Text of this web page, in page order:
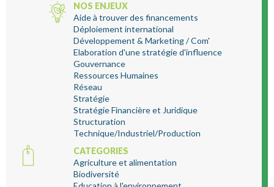
NOS ENJEUX
Aide à trouver des financements
Déploiement international
Développement & Marketing / Com'
Elaboration d'une stratégie d'influence
Gouvernance
Ressources Humaines
Réseau
Stratégie
Stratégie Financière et Juridique
Structuration
Technique/Industriel/Production
CATEGORIES
Agriculture et alimentation
Biodiversité